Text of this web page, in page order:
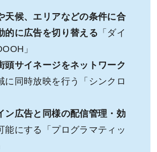
天候、エリアなどの条件に合
的に広告を切り替える 「ダイ
」
頭サイネージをネットワーク
に同時放映を行う「シンクロ
ン広告と同様の配信管理・効
能にする「プログラマティッ